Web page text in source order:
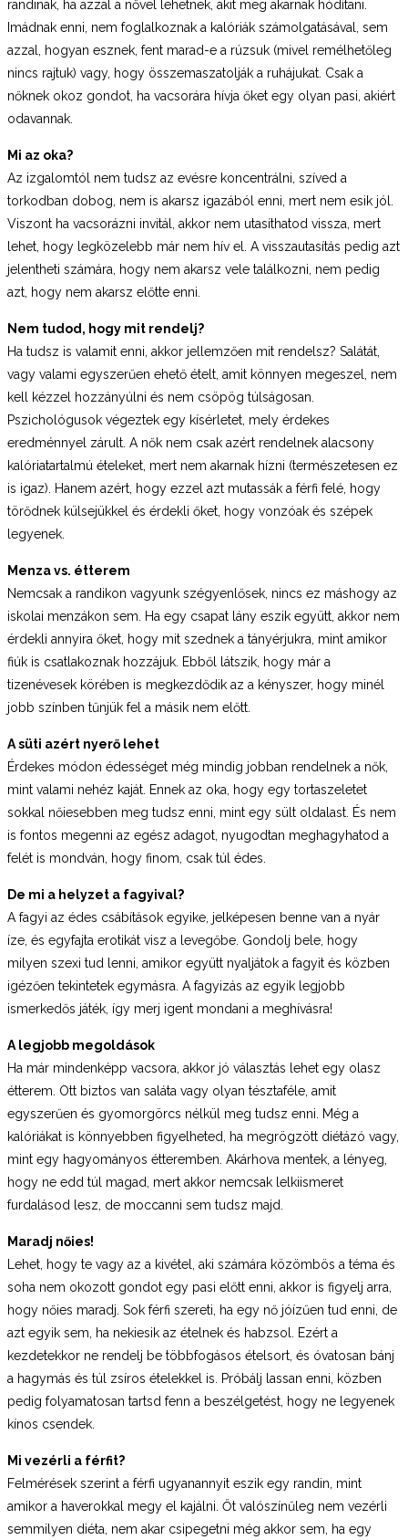
randinak, ha azzal a nővel lehetnek, akit meg akarnak hódítani.
Imádnak enni, nem foglalkoznak a kalóriák számolgatásával, sem
azzal, hogyan esznek, fent marad-e a rúzsuk (mivel remélhetőleg
nincs rajtuk) vagy, hogy összemaszatolják a ruhájukat. Csak a
nőknek okoz gondot, ha vacsorára hívja őket egy olyan pasi, akiért
odavannak.
Mi az oka?
Az izgalomtól nem tudsz az evésre koncentrálni, szíved a
torkodban dobog, nem is akarsz igazából enni, mert nem esik jól.
Viszont ha vacsorázni invitál, akkor nem utasíthatod vissza, mert
lehet, hogy legközelebb már nem hív el. A visszautasítás pedig azt
jelentheti számára, hogy nem akarsz vele találkozni, nem pedig
azt, hogy nem akarsz előtte enni.
Nem tudod, hogy mit rendelj?
Ha tudsz is valamit enni, akkor jellemzően mit rendelsz? Salátát,
vagy valami egyszerűen ehető ételt, amit könnyen megeszel, nem
kell kézzel hozzányúlni és nem csöpög túlságosan.
Pszichológusok végeztek egy kísérletet, mely érdekes
eredménnyel zárult. A nők nem csak azért rendelnek alacsony
kalóriatartalmú ételeket, mert nem akarnak hízni (természetesen ez
is igaz). Hanem azért, hogy ezzel azt mutassák a férfi felé, hogy
törődnek külsejükkel és érdekli őket, hogy vonzóak és szépek
legyenek.
Menza vs. étterem
Nemcsak a randikon vagyunk szégyenlősek, nincs ez máshogy az
iskolai menzákon sem. Ha egy csapat lány eszik együtt, akkor nem
érdekli annyira őket, hogy mit szednek a tányérjukra, mint amikor
fiúk is csatlakoznak hozzájuk. Ebből látszik, hogy már a
tizenévesek körében is megkezdődik az a kényszer, hogy minél
jobb színben tűnjük fel a másik nem előtt.
A süti azért nyerő lehet
Érdekes módon édességet még mindig jobban rendelnek a nők,
mint valami nehéz kaját. Ennek az oka, hogy egy tortaszeletet
sokkal nőiesebben meg tudsz enni, mint egy sült oldalast. És nem
is fontos megenni az egész adagot, nyugodtan meghagyhatod a
felét is mondván, hogy finom, csak túl édes.
De mi a helyzet a fagyival?
A fagyi az édes csábítások egyike, jelképesen benne van a nyár
íze, és egyfajta erotikát visz a levegőbe. Gondolj bele, hogy
milyen szexi tud lenni, amikor együtt nyaljátok a fagyit és közben
igézően tekintetek egymásra. A fagyizás az egyik legjobb
ismerkedős játék, így merj igent mondani a meghívásra!
A legjobb megoldások
Ha már mindenképp vacsora, akkor jó választás lehet egy olasz
étterem. Ott biztos van saláta vagy olyan tésztaféle, amit
egyszerűen és gyomorgörcs nélkül meg tudsz enni. Még a
kalóriákat is könnyebben figyelheted, ha megrögzött diétázó vagy,
mint egy hagyományos étteremben. Akárhova mentek, a lényeg,
hogy ne edd túl magad, mert akkor nemcsak lelkiismeret
furdalásod lesz, de moccanni sem tudsz majd.
Maradj nőies!
Lehet, hogy te vagy az a kivétel, aki számára közömbös a téma és
soha nem okozott gondot egy pasi előtt enni, akkor is figyelj arra,
hogy nőies maradj. Sok férfi szereti, ha egy nő jóízűen tud enni, de
azt egyik sem, ha nekiesik az ételnek és habzsol. Ezért a
kezdetekkor ne rendelj be többfogásos ételsort, és óvatosan bánj
a hagymás és túl zsíros ételekkel is. Próbálj lassan enni, közben
pedig folyamatosan tartsd fenn a beszélgetést, hogy ne legyenek
kínos csendek.
Mi vezérli a férfit?
Felmérések szerint a férfi ugyanannyit eszik egy randin, mint
amikor a haverokkal megy el kajálni. Őt valószínűleg nem vezérli
semmilyen diéta, nem akar csipegetni még akkor sem, ha egy